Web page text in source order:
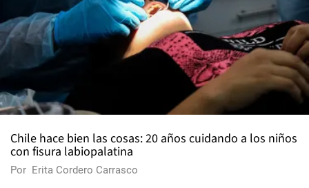
Chile hace bien las cosas: 20 años cuidando a los niños
con fisura labiopalatina
Por Erita Cordero Carrasco